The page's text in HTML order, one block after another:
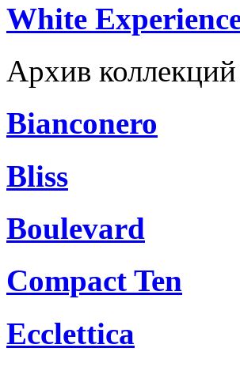
White
Архив коллекций
Bianconero
Bliss
Boulevard
Compact Ten
Ecclettica